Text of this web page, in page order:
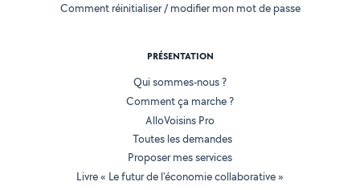
Comment réinitialiser / modifier mon mot de passe
PRÉSENTATION
Qui sommes-nous ?
Comment ça marche ?
AlloVoisins Pro
Toutes les demandes
Proposer mes services
Livre « Le futur de l'économie collaborative »